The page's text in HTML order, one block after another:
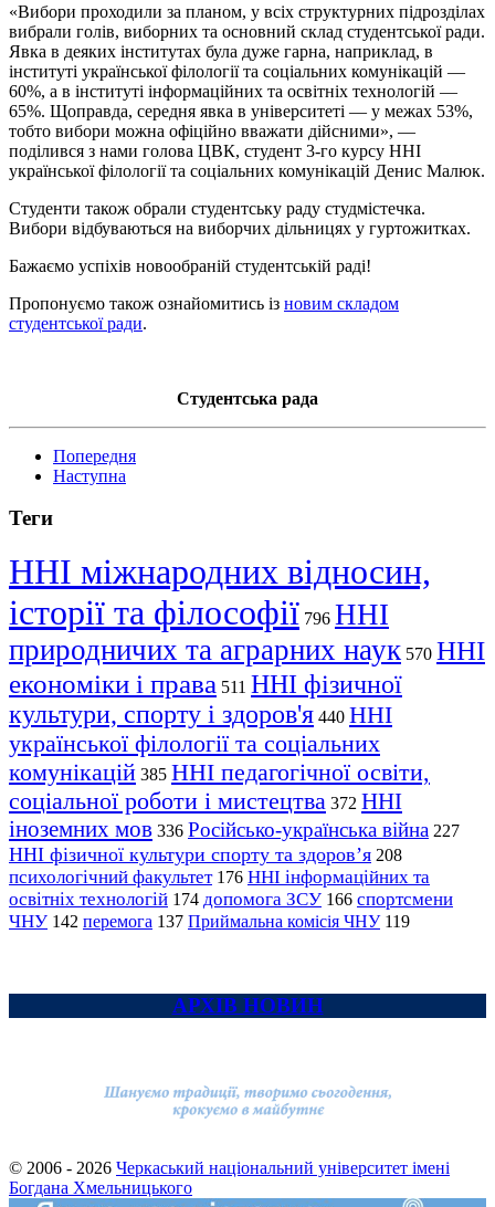
«Вибори проходили за планом, у всіх структурних підрозділах
вибрали голів, виборних та основний склад студентської ради.
Явка в деяких інститутах була дуже гарна, наприклад, в
інституті української філології та соціальних комунікацій —
60%, а в інституті інформаційних та освітніх технологій —
65%. Щоправда, середня явка в університеті — у межах 53%,
тобто вибори можна офіційно вважати дійсними», —
поділився з нами голова ЦВК, студент 3-го курсу ННІ
української філології та соціальних комунікацій Денис Малюк.
Студенти також обрали студентську раду студмістечка.
Вибори відбуваються на виборчих дільницях у гуртожитках.
Бажаємо успіхів новообраній студентській раді!
Пропонуємо також ознайомитись із новим складом
студентської ради.
Студентська рада
Попередня
Наступна
Теги
ННІ міжнародних відносин,
історії та філософії 796 ННІ
природничих та аграрних наук 570 ННІ
економіки і права 511 ННІ фізичної
культури, спорту і здоров'я 440 ННІ
української філології та соціальних
комунікацій 385 ННІ педагогічної освіти,
соціальної роботи і мистецтва 372 ННІ
іноземних мов 336 Російсько-українська війна 227
ННІ фізичної культури спорту та здоров’я 208
психологічний факультет 176 ННІ інформаційних та
освітніх технологій 174 допомога ЗСУ 166 спортсмени
ЧНУ 142 перемога 137 Приймальна комісія ЧНУ 119
АРХІВ НОВИН
© 2006 - 2026 Черкаський національний університет імені
Богдана Хмельницького